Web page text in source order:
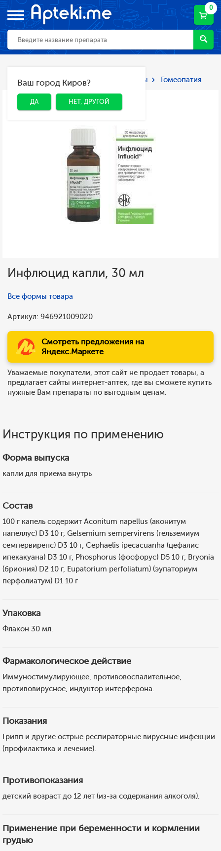
0
ДА НЕТ, ДРУГОЙ
Ваш город Киров?
ДА НЕТ, ДРУГОЙ
Главная Каталог Лекарства и БАДы Гомеопатия
Инфлюцид капли, 30 мл
Все формы товара
Артикул: 946921009020
Смотреть предложения на
Яндекс.Маркете
Уважаемые покупатели, этот сайт не продает товары, а
предлагает сайты интернет-аптек, где вы сможете купить
нужные Вам препараты по выгодным ценам.
Инструкция по применению
Форма выпуска
капли для приема внутрь
Состав
100 г капель содержит Aconitum napellus (аконитум
напеллус) D3 10 г, Gelsemium sempervirens (гельземиум
семпервиренс) D3 10 г, Cephaelis ipecacuanha (цефалис
ипекакуана) D3 10 г, Phosphorus (фосфорус) D5 10 г, Bryonia
(бриония) D2 10 г, Eupatorium perfoliatum) (эупаториум
перфолиатум) D1 10 г
Упаковка
Флакон 30 мл.
Фармакологическое действие
Иммуностимулирующее, противовоспалительное,
противовирусное, индуктор интерферона.
Показания
Грипп и другие острые респираторные вирусные инфекции
(профилактика и лечение).
Противопоказания
детский возраст до 12 лет (из-за содержания алкоголя).
Применение при беременности и кормлении
грудью